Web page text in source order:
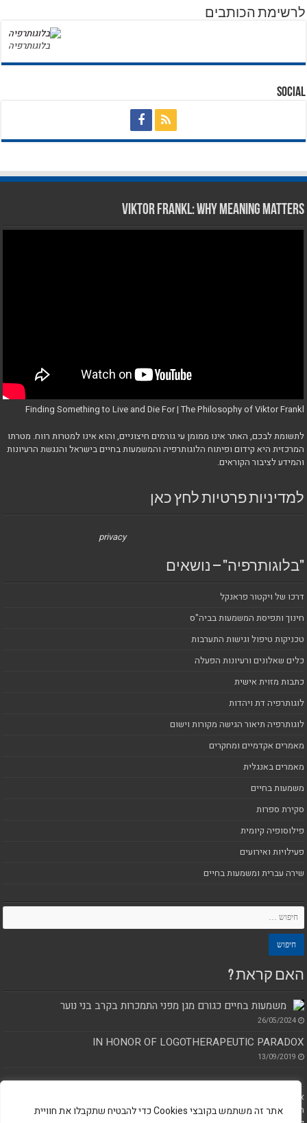
אתר זה משתמש בקובצי Cookies כדי להבטיח שתקבלו את חוויית
לרשימת הכותבים
בלוגותרפיה
Social
Viktor Frankl: Why Meaning Matters
Finding Something to Live and Die For | The Philosophy of Viktor Frankl
לתשומת לבכם, האתר אינו ממומן עי גורמים חיצוניים, והוא אינו למטרות רווח. מטרתו
המרכזית היא קידום ופיתוח הלוגותרפיה והמשמעות בחיים בישראל והנגשת הרעיונות
והמידע לציבור הקוראים.
למדיניות פרטיות לחץ כאן
privacy
"בלוגותרפיה" – נושאים
דרכו של ויקטור פראנקל
חינוך ותפיסת המשמעות בביה"ס
טכניקות טיפול וגישות התערבות
כלים שאלונים ורעיונות הפעלה
כתבות מזוית אישית
לוגותרפיה דת ויהדות
לוגותרפיה תיאור הגישה מקורות וישום
מאמרים אקדמיים ומחקרים
מאמרים באנגלית
משמעות בחיים
סקירת ספרות
פילוסופיה קיומית
פעילויות ואירועים
שירה עברית ומשמעות בחיים
האם קראת ?
משמעות בחיים כגורם מגן מפני התמכרות בקרב בני נוער
26/05/2024
IN HONOR OF LOGOTHERAPEUTIC PARADOX
13/09/2019
אנו מכבדים זכויות יוצרים ועושים מאמץ לאתר את בעלי הזכויות בתכנים והצילומים
המגיעים לידינו. אם זיהיתם באתר תכנים או צילומים שיש לכם זכויות בו, אתם רשאים